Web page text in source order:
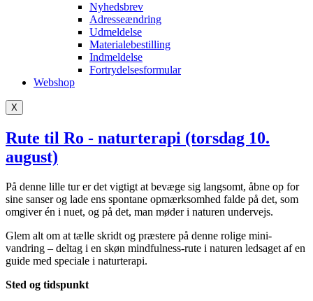
Nyhedsbrev
Adresseændring
Udmeldelse
Materialebestilling
Indmeldelse
Fortrydelsesformular
Webshop
X
Rute til Ro - naturterapi (torsdag 10.
august)
På denne lille tur er det vigtigt at bevæge sig langsomt, åbne op for
sine sanser og lade ens spontane opmærksomhed falde på det, som
omgiver én i nuet, og på det, man møder i naturen undervejs.
Glem alt om at tælle skridt og præstere på denne rolige mini-
vandring – deltag i en skøn mindfulness-rute i naturen ledsaget af en
guide med speciale i naturterapi.
Sted og tidspunkt